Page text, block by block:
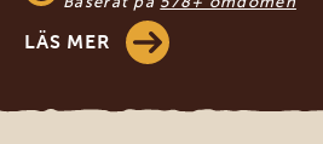
LÄS MER